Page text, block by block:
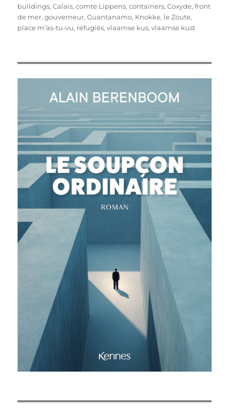
le
buildings,Calais,comte Lippens,containers,Coxyde,front
de mer,gouverneur,Guantanamo, Knokke, le Zoute,
place m’as-tu-vu, réfugiés,vlaamse kus,vlaamse kust